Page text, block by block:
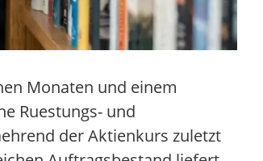
Monaten und einem
Ruestungs- und
der Aktienkurs zuletzt